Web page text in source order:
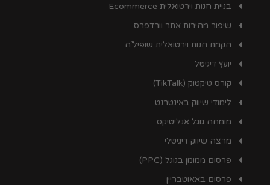
בניית חנות וירטואלית Ecommerce
שיפור מהירות אתר וורדפרס
הקמת חנות וירטואלית שופיל’ה
יועץ דיגיטל
קורס טיקטוק (TikTalk)
לימודי שיווק באינטרנט
מומחה גוגל אנליטיקס
מרצה שיווק דיגיטלי
פרסום ממומן בגוגל (PPC)
פרסום באאוטבריין